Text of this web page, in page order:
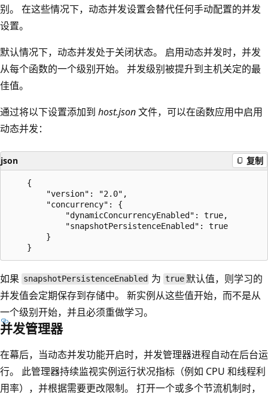
别。 在这些情况下，动态并发设置会替代任何手动配置的并发
设置。
默认情况下，动态并发处于关闭状态。 启用动态并发时，并发
从每个函数的一个级别开始。 并发级别被提升到主机关定的最
佳值。
通过将以下设置添加到 host.json文件，可以在函数应用中启用
动态并发：
json 复制
    {
        "version": "2.0",
        "concurrency": {
            "dynamicConcurrencyEnabled": true,
            "snapshotPersistenceEnabled": true
        }
如果 snapshotPersistenceEnabled 为true默认值，则学习的
并发值会定期保存到存储中。 新实例从这些值开始，而不是从
一个级别开始，并且必须重做学习。
并发管理器
在幕后，当动态并发功能开启时，并发管理器进程自动在后台运
行。 此管理器持续监视实例运行状况指标（例如 CPU 和线程利
用率），并根据需要更改限制。 打开一个或多个节流机制时，